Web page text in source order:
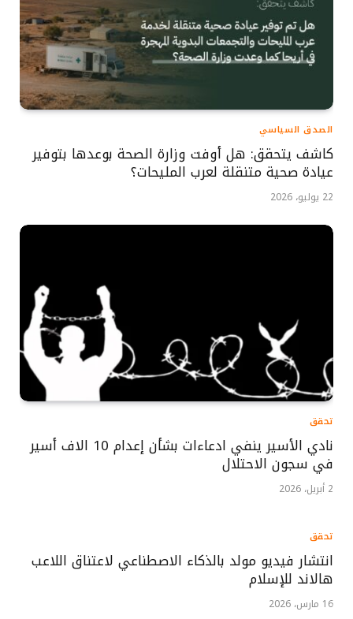
الصدق السياسي
كاشف يتحقق: هل أوفت وزارة الصحة بوعدها بتوفير
عيادة صحية متنقلة لعرب المليحات؟
22 يوليو، 2026
تحقق
نادي الأسير ينفي ادعاءات بشأن إعدام 10 الاف أسير
في سجون الاحتلال
2 أبريل، 2026
تحقق
انتشار فيديو مولد بالذكاء الاصطناعي لاعتناق اللاعب
هالاند للإسلام
16 مارس، 2026